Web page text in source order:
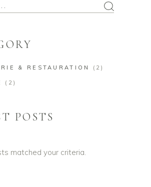
& RESTAURATION (2)
(2)
POSTS
matched your criteria.